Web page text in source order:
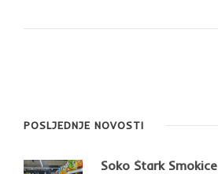
POSLJEDNJE NOVOSTI
Soko Štark Smokice